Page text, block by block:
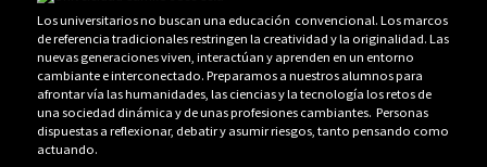
Los universitarios no buscan una educación convencional. Los marcos
de referencia tradicionales restringen la creatividad y la originalidad. Las
nuevas generaciones viven, interactúan y aprenden en un entorno
cambiante e interconectado. Preparamos a nuestros alumnos para
afrontar vía las humanidades, las ciencias y la tecnología los retos de
una sociedad dinámica y de unas profesiones cambiantes. Personas
dispuestas a reflexionar, debatir y asumir riesgos, tanto pensando como
actuando.